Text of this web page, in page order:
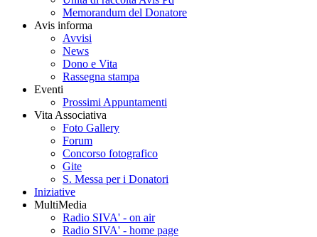
Memorandum del Donatore
Avis informa
Avvisi
News
Dono e Vita
Rassegna stampa
Eventi
Prossimi Appuntamenti
Vita Associativa
Foto Gallery
Forum
Concorso fotografico
Gite
S. Messa per i Donatori
Iniziative
MultiMedia
Radio SIVA' - on air
Radio SIVA' - home page